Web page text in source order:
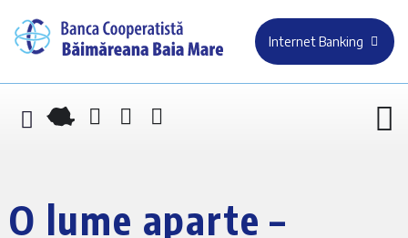
Internet Banking
O lume aparte –